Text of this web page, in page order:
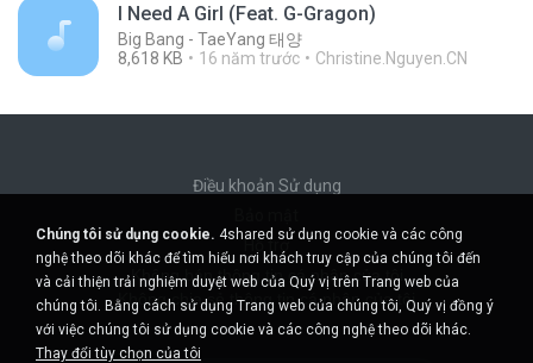
I Need A Girl (Feat. G-Gragon)
Big Bang - TaeYang 태양
8,618 KB
16 năm trước Christine.Nguyen.CN
Điều khoản Sử dụng
Hỗ trợ
Không bán thông tin cá nhân của tôi
Không chia sẻ thông tin cá nhân của tôi
Chúng tôi sử dụng cookie. 4shared sử dụng cookie và các công
nghệ theo dõi khác để tìm hiểu nơi khách truy cập của chúng tôi đến
và cải thiện trải nghiệm duyệt web của Quý vị trên Trang web của
chúng tôi. Bằng cách sử dụng Trang web của chúng tôi, Quý vị đồng ý
với việc chúng tôi sử dụng cookie và các công nghệ theo dõi khác.
Thay đổi tùy chọn của tôi